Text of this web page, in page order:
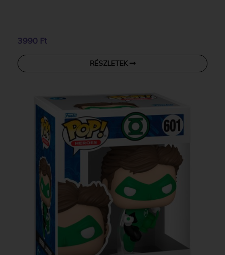
3990 Ft
RÉSZLETEK